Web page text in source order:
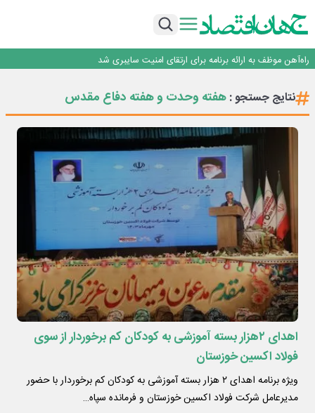
اینوتکس امسال با مدل جدید برگزار می‌شود
راه‌آهن موظف به ارائه برنامه برای ارتقای امنیت سایبری شد
یک اشتباه کلاد، تمام اطلاعات کاربر را به باد داد
اینوتکس امسال با مدل جدید برگزار می‌شود
نتایج جستجو :هفته وحدت و هفته دفاع مقدس
اهدای ۲هزار بسته آموزشی به کودکان کم برخوردار از سوی
فولاد اکسین خوزستان
ویژه برنامه اهدای ۲ هزار بسته آموزشی به کودکان کم برخوردار با حضور
مدیرعامل شرکت فولاد اکسین خوزستان و فرمانده سپاه…